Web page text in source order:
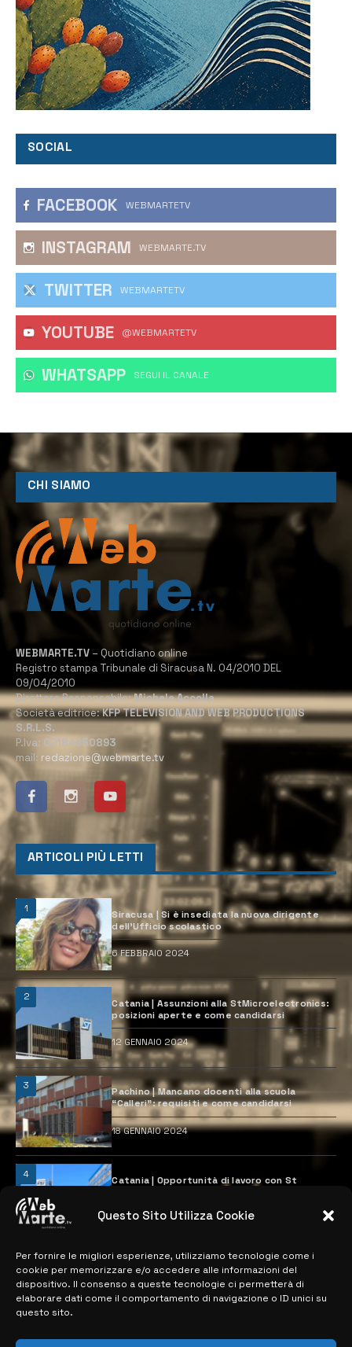
Questo Sito Utilizza Cookie
Per fornire le migliori esperienze, utilizziamo tecnologie come i
cookie per memorizzare e/o accedere alle informazioni del
dispositivo. Il consenso a queste tecnologie ci permetterà di
elaborare dati come il comportamento di navigazione o ID unici su
questo sito.
SOCIAL
FACEBOOK WEBMARTETV
INSTAGRAM WEBMARTE.TV
TWITTER WEBMARTETV
YOUTUBE @WEBMARTETV
WHATSAPP ‎SEGUI IL CANALE
CHI SIAMO
WEBMARTE.TV – Quotidiano online
Registro stampa Tribunale di Siracusa N. 04/2010 DEL
09/04/2010
Direttore Responsabile:Michele Accolla
Società editrice:KFP TELEVISION AND WEB PRODUCTIONS
S.R.L.S.
P.Iva: 02184950893
mail: redazione@webmarte.tv
ARTICOLI PIÙ LETTI
1
Siracusa | Si è insediata la nuova dirigente
dell’Ufficio scolastico
6 FEBBRAIO 2024
2
Catania | Assunzioni alla StMicroelectronics:
posizioni aperte e come candidarsi
12 GENNAIO 2024
3
Pachino | Mancano docenti alla scuola
“Calleri”: requisiti e come candidarsi
18 GENNAIO 2024
4
Catania | Opportunità di lavoro con St
28 MARZO 2024
MAPPA DEL SITO
> NOTIZIE